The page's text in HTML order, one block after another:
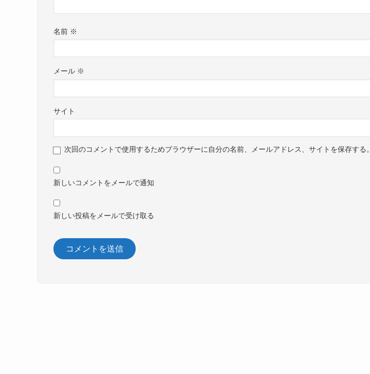
名前 ※
メール ※
サイト
次回のコメントで使用するためブラウザーに自分の名前、メールアドレス、サイトを保存する。
新しいコメントをメールで通知
新しい投稿をメールで受け取る